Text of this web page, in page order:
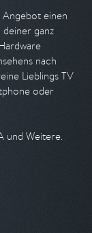
Angebot einen
ganz
nach
Lieblings TV
oder
und Weitere.